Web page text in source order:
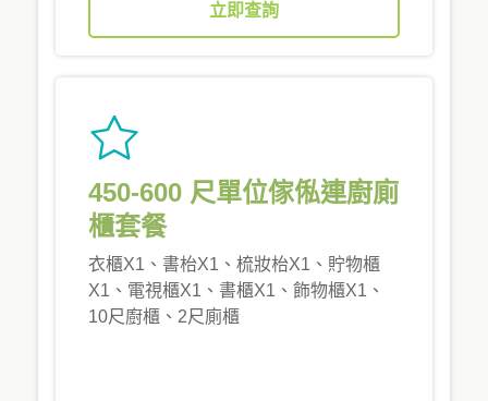
立即查詢
450-600 尺單位傢俬連廚廁
櫃套餐
衣櫃X1、書枱X1、梳妝枱X1、貯物櫃
X1、電視櫃X1、書櫃X1、飾物櫃X1、
10尺廚櫃、2尺廁櫃